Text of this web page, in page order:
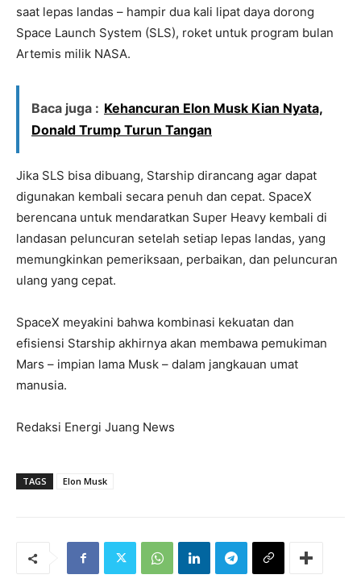
saat lepas landas – hampir dua kali lipat daya dorong
Space Launch System (SLS), roket untuk program bulan
Artemis milik NASA.
Baca juga : Kehancuran Elon Musk Kian Nyata,
Donald Trump Turun Tangan
Jika SLS bisa dibuang, Starship dirancang agar dapat
digunakan kembali secara penuh dan cepat. SpaceX
berencana untuk mendaratkan Super Heavy kembali di
landasan peluncuran setelah setiap lepas landas, yang
memungkinkan pemeriksaan, perbaikan, dan peluncuran
ulang yang cepat.
SpaceX meyakini bahwa kombinasi kekuatan dan
efisiensi Starship akhirnya akan membawa pemukiman
Mars – impian lama Musk – dalam jangkauan umat
manusia.
Redaksi Energi Juang News
TAGS Elon Musk